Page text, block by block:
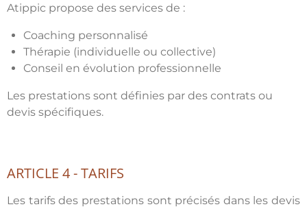
Atippic propose des services de :
Coaching personnalisé
Thérapie (individuelle ou collective)
Conseil en évolution professionnelle
Les prestations sont définies par des contrats ou
devis spécifiques.
ARTICLE 4 - TARIFS
Les tarifs des prestations sont précisés dans les devis